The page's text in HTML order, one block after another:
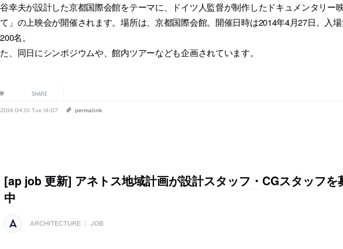
幸夫が設計した京都国際会館をテーマに、ドイツ人監督が制作したドキュメンタリー
」の上映会が開催されます。場所は、京都国際会館。開催日時は2014年4月27日。入
名。
、同日にシンポジウムや、館内ツアーなども企画されています。
SHARE
2014.04.01 Tue 14:07 permalink
[ap job 更新] アネトス地域計画が設計スタッフ・CGスタッフを
中
ARCHITECTURE JOB